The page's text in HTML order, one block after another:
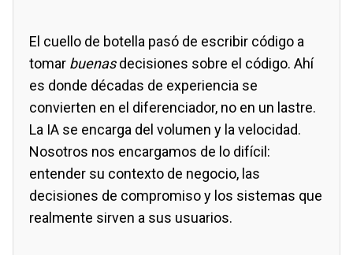
El cuello de botella pasó de escribir código a
tomar buenasdecisiones sobre el código. Ahí
es donde décadas de experiencia se
convierten en el diferenciador, no en un lastre.
La IA se encarga del volumen y la velocidad.
Nosotros nos encargamos de lo difícil:
entender su contexto de negocio, las
decisiones de compromiso y los sistemas que
realmente sirven a sus usuarios.